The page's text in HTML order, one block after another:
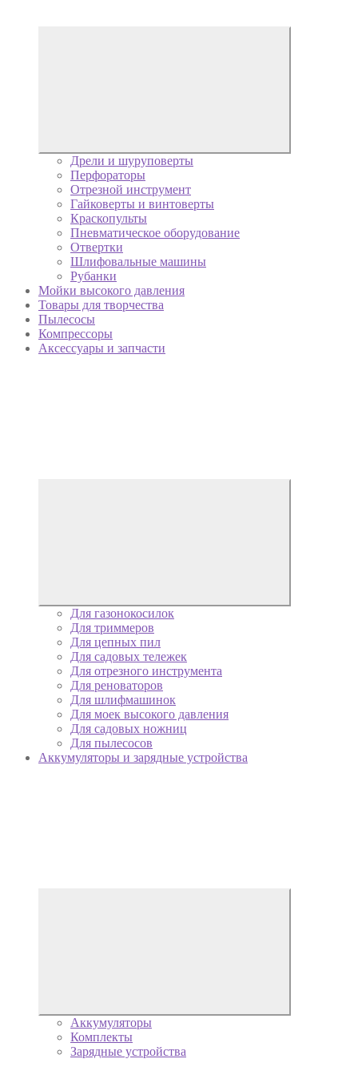
Дрели и шуруповерты
Перфораторы
Отрезной инструмент
Гайковерты и винтоверты
Краскопульты
Пневматическое оборудование
Отвертки
Шлифовальные машины
Рубанки
Мойки высокого давления
Товары для творчества
Пылесосы
Компрессоры
Аксессуары и запчасти
Для газонокосилок
Для триммеров
Для цепных пил
Для садовых тележек
Для отрезного инструмента
Для реноваторов
Для шлифмашинок
Для моек высокого давления
Для садовых ножниц
Для пылесосов
Аккумуляторы и зарядные устройства
Аккумуляторы
Комплекты
Зарядные устройства